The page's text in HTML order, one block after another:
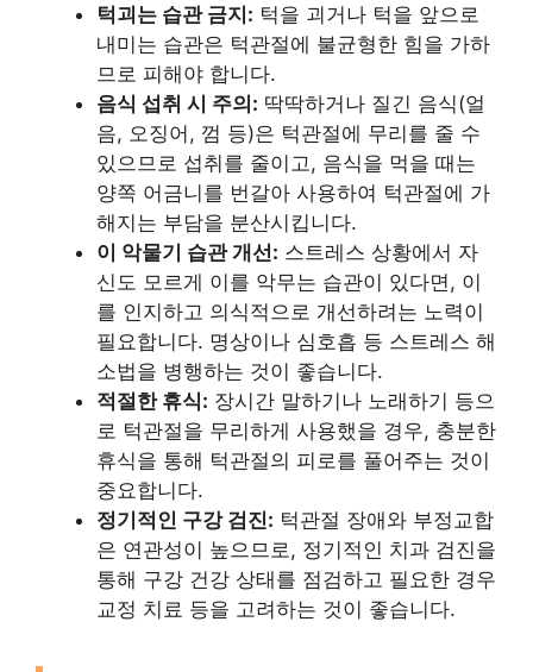
턱괴는 습관 금지: 턱을 괴거나 턱을 앞으로
내미는 습관은 턱관절에 불균형한 힘을 가하
므로 피해야 합니다.
음식 섭취 시 주의: 딱딱하거나 질긴 음식(얼
음, 오징어, 껌 등)은 턱관절에 무리를 줄 수
있으므로 섭취를 줄이고, 음식을 먹을 때는
양쪽 어금니를 번갈아 사용하여 턱관절에 가
해지는 부담을 분산시킵니다.
이 악물기 습관 개선: 스트레스 상황에서 자
신도 모르게 이를 악무는 습관이 있다면, 이
를 인지하고 의식적으로 개선하려는 노력이
필요합니다. 명상이나 심호흡 등 스트레스 해
소법을 병행하는 것이 좋습니다.
적절한 휴식: 장시간 말하기나 노래하기 등으
로 턱관절을 무리하게 사용했을 경우, 충분한
휴식을 통해 턱관절의 피로를 풀어주는 것이
중요합니다.
정기적인 구강 검진: 턱관절 장애와 부정교합
은 연관성이 높으므로, 정기적인 치과 검진을
통해 구강 건강 상태를 점검하고 필요한 경우
교정 치료 등을 고려하는 것이 좋습니다.